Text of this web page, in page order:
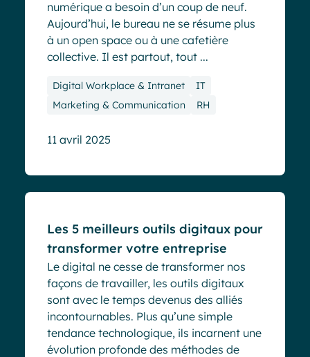
numérique a besoin d’un coup de neuf.
Aujourd’hui, le bureau ne se résume plus
à un open space ou à une cafetière
collective. Il est partout, tout ...
Digital Workplace & Intranet
IT
Marketing & Communication
RH
11 avril 2025
Les 5 meilleurs outils digitaux pour
transformer votre entreprise
Le digital ne cesse de transformer nos
façons de travailler, les outils digitaux
sont avec le temps devenus des alliés
incontournables. Plus qu’une simple
tendance technologique, ils incarnent une
évolution profonde des méthodes de